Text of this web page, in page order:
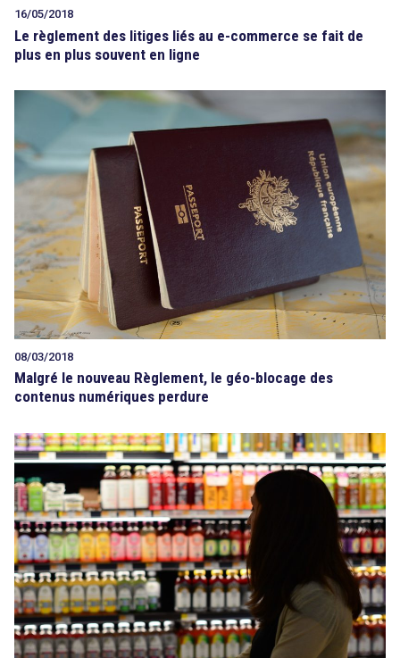
16/05/2018
Le règlement des litiges liés au e-commerce se fait de
plus en plus souvent en ligne
08/03/2018
Malgré le nouveau Règlement, le géo-blocage des
contenus numériques perdure